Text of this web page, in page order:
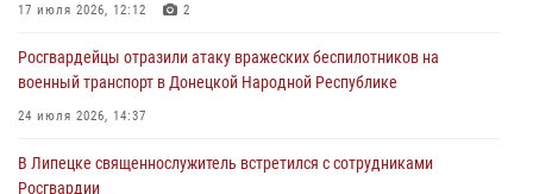
03 августа 2026, 13:39
17 июля 2026, 12:12 2
Росгвардейцы отразили атаку вражеских беспилотников на
военный транспорт в Донецкой Народной Республике
24 июля 2026, 14:37
В Липецке священнослужитель встретился с сотрудниками
Росгвардии